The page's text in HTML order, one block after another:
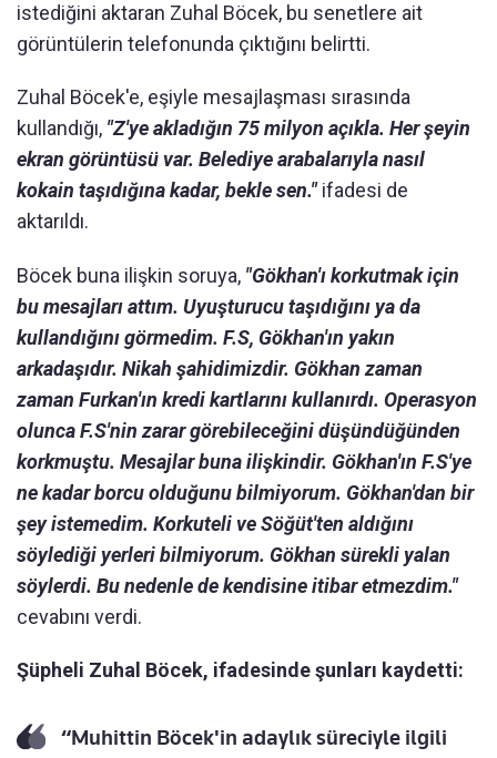
istediğini aktaran Zuhal Böcek, bu senetlere ait
görüntülerin telefonunda çıktığını belirtti.
Zuhal Böcek'e, eşiyle mesajlaşması sırasında
kullandığı, "Z'ye akladığın 75 milyon açıkla. Her şeyin
ekran görüntüsü var. Belediye arabalarıyla nasıl
kokain taşıdığına kadar, bekle sen."ifadesi de
aktarıldı.
Böcek buna ilişkin soruya, "Gökhan'ı korkutmak için
bu mesajları attım. Uyuşturucu taşıdığını ya da
kullandığını görmedim. F.S, Gökhan'ın yakın
arkadaşıdır. Nikah şahidimizdir. Gökhan zaman
zaman Furkan'ın kredi kartlarını kullanırdı. Operasyon
olunca F.S'nin zarar görebileceğini düşündüğünden
korkmuştu. Mesajlar buna ilişkindir. Gökhan'ın F.S'ye
ne kadar borcu olduğunu bilmiyorum. Gökhan'dan bir
şey istemedim. Korkuteli ve Söğüt'ten aldığını
söylediği yerleri bilmiyorum. Gökhan sürekli yalan
söylerdi. Bu nedenle de kendisine itibar etmezdim."
cevabını verdi.
Şüpheli Zuhal Böcek, ifadesinde şunları kaydetti:
“Muhittin Böcek'in adaylık süreciyle ilgili